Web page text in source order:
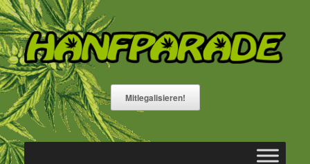
Zum
Inhalt
springen
Mitlegalisieren!